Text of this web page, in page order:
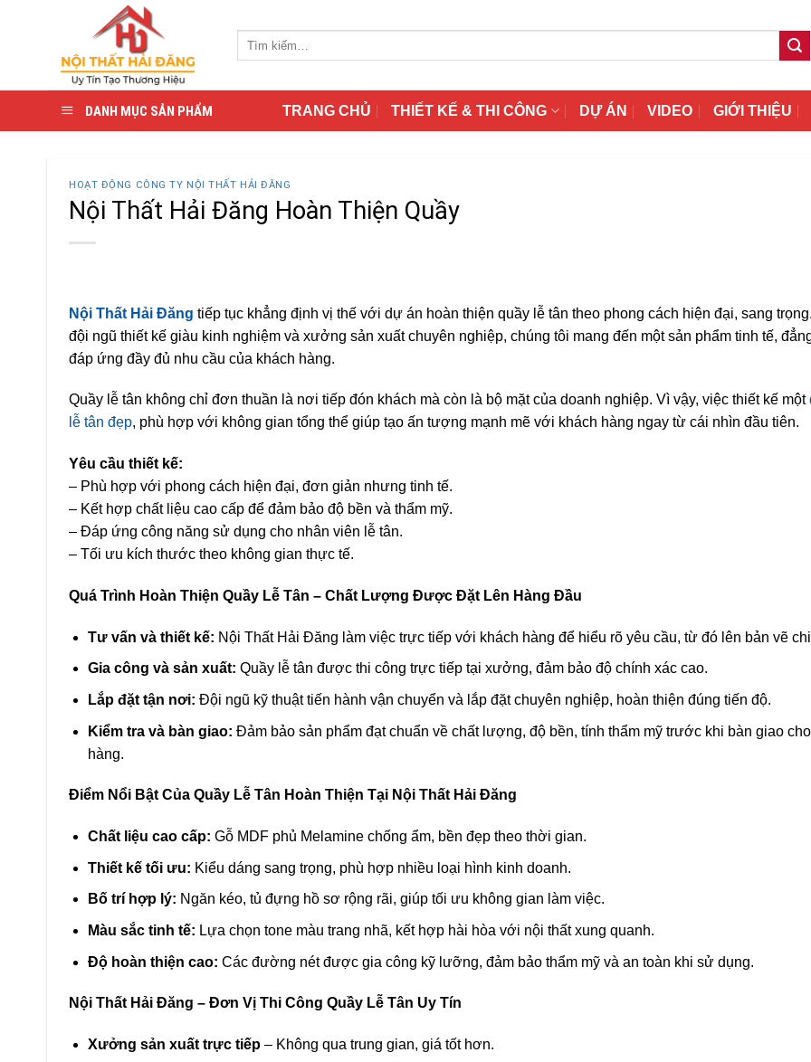
DANH MỤC SẢN PHẨM TRANG CHỦ THIẾT KẾ & THI CÔNG DỰ ÁN VIDEO GIỚI THIỆU
HOẠT ĐỘNG CÔNG TY NỘI THẤT HẢI ĐĂNG
Nội Thất Hải Đăng Hoàn Thiện Quầy
Nội Thất Hải Đăng tiếp tục khẳng định vị thế với dự án hoàn thiện quầy lễ tân theo phong cách hiện đại, sang
đội ngũ thiết kế giàu kinh nghiệm và xưởng sản xuất chuyên nghiệp, chúng tôi mang đến một sản phẩm tinh tế,
đáp ứng đầy đủ nhu cầu của khách hàng.
Quầy lễ tân không chỉ đơn thuần là nơi tiếp đón khách mà còn là bộ mặt của doanh nghiệp. Vì vậy, việc thiết kế một
lễ tân đẹp, phù hợp với không gian tổng thể giúp tạo ấn tượng mạnh mẽ với khách hàng ngay từ cái nhìn đầu tiên.
Yêu cầu thiết kế:
– Phù hợp với phong cách hiện đại, đơn giản nhưng tinh tế.
– Kết hợp chất liệu cao cấp để đảm bảo độ bền và thẩm mỹ.
– Đáp ứng công năng sử dụng cho nhân viên lễ tân.
– Tối ưu kích thước theo không gian thực tế.
Quá Trình Hoàn Thiện Quầy Lễ Tân – Chất Lượng Được Đặt Lên Hàng Đầu
Tư vấn và thiết kế: Nội Thất Hải Đăng làm việc trực tiếp với khách hàng để hiểu rõ yêu cầu, từ đó lên bản vẽ
Gia công và sản xuất: Quầy lễ tân được thi công trực tiếp tại xưởng, đảm bảo độ chính xác cao.
Lắp đặt tận nơi: Đội ngũ kỹ thuật tiến hành vận chuyển và lắp đặt chuyên nghiệp, hoàn thiện đúng tiến độ.
Kiểm tra và bàn giao: Đảm bảo sản phẩm đạt chuẩn về chất lượng, độ bền, tính thẩm mỹ trước khi bàn giao
hàng.
Điểm Nổi Bật Của Quầy Lễ Tân Hoàn Thiện Tại Nội Thất Hải Đăng
Chất liệu cao cấp: Gỗ MDF phủ Melamine chống ẩm, bền đẹp theo thời gian.
Thiết kế tối ưu: Kiểu dáng sang trọng, phù hợp nhiều loại hình kinh doanh.
Bố trí hợp lý: Ngăn kéo, tủ đựng hồ sơ rộng rãi, giúp tối ưu không gian làm việc.
Màu sắc tinh tế: Lựa chọn tone màu trang nhã, kết hợp hài hòa với nội thất xung quanh.
Độ hoàn thiện cao: Các đường nét được gia công kỹ lưỡng, đảm bảo thẩm mỹ và an toàn khi sử dụng.
Nội Thất Hải Đăng – Đơn Vị Thi Công Quầy Lễ Tân Uy Tín
Xưởng sản xuất trực tiếp– Không qua trung gian, giá tốt hơn.